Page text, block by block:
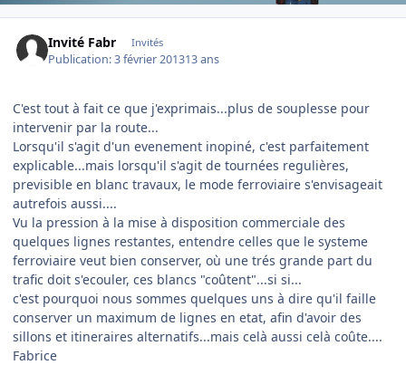
Invité Fabr Invités
Publication:3 février 201313 ans
C'est tout à fait ce que j'exprimais...plus de souplesse pour
intervenir par la route...
Lorsqu'il s'agit d'un evenement inopiné, c'est parfaitement
explicable...mais lorsqu'il s'agit de tournées regulières,
previsible en blanc travaux, le mode ferroviaire s'envisageait
autrefois aussi....
Vu la pression à la mise à disposition commerciale des
quelques lignes restantes, entendre celles que le systeme
ferroviaire veut bien conserver, où une trés grande part du
trafic doit s'ecouler, ces blancs "coûtent"...si si...
c'est pourquoi nous sommes quelques uns à dire qu'il faille
conserver un maximum de lignes en etat, afin d'avoir des
sillons et itineraires alternatifs...mais celà aussi celà coûte....
Fabrice